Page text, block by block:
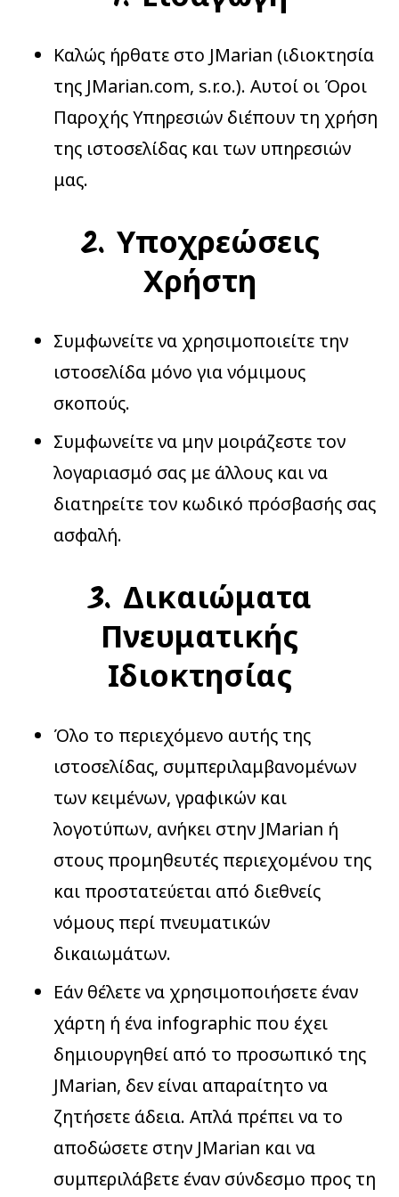
Καλώς ήρθατε στο JMarian (ιδιοκτησία
της JMarian.com, s.r.o.). Αυτοί οι Όροι
Παροχής Υπηρεσιών διέπουν τη χρήση
της ιστοσελίδας και των υπηρεσιών
μας.
2. Υποχρεώσεις
Χρήστη
Συμφωνείτε να χρησιμοποιείτε την
ιστοσελίδα μόνο για νόμιμους
σκοπούς.
Συμφωνείτε να μην μοιράζεστε τον
λογαριασμό σας με άλλους και να
διατηρείτε τον κωδικό πρόσβασής σας
ασφαλή.
3. Δικαιώματα
Πνευματικής
Ιδιοκτησίας
Όλο το περιεχόμενο αυτής της
ιστοσελίδας, συμπεριλαμβανομένων
των κειμένων, γραφικών και
λογοτύπων, ανήκει στην JMarian ή
στους προμηθευτές περιεχομένου της
και προστατεύεται από διεθνείς
νόμους περί πνευματικών
δικαιωμάτων.
Εάν θέλετε να χρησιμοποιήσετε έναν
χάρτη ή ένα infographic που έχει
δημιουργηθεί από το προσωπικό της
JMarian, δεν είναι απαραίτητο να
ζητήσετε άδεια. Απλά πρέπει να το
αποδώσετε στην JMarian και να
συμπεριλάβετε έναν σύνδεσμο προς τη